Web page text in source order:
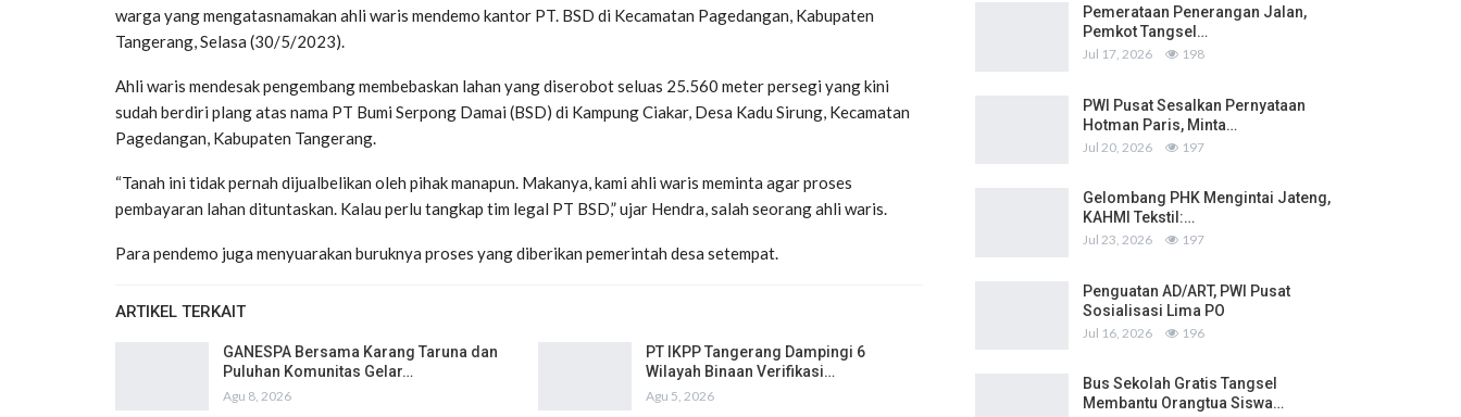
warga yang mengatasnamakan ahli waris mendemo kantor PT. BSD di Kecamatan Pagedangan, Kabupaten
Tangerang, Selasa (30/5/2023).
Ahli waris mendesak pengembang membebaskan lahan yang diserobot seluas 25.560 meter persegi yang kini
sudah berdiri plang atas nama PT Bumi Serpong Damai (BSD) di Kampung Ciakar, Desa Kadu Sirung, Kecamatan
Pagedangan, Kabupaten Tangerang.
“Tanah ini tidak pernah dijualbelikan oleh pihak manapun. Makanya, kami ahli waris meminta agar proses
pembayaran lahan dituntaskan. Kalau perlu tangkap tim legal PT BSD,” ujar Hendra, salah seorang ahli waris.
Para pendemo juga menyuarakan buruknya proses yang diberikan pemerintah desa setempat.
ARTIKEL TERKAIT
GANESPA Bersama Karang Taruna dan
Puluhan Komunitas Gelar…
Agu 8, 2026
PT IKPP Tangerang Dampingi 6
Wilayah Binaan Verifikasi…
Agu 5, 2026
Pemerataan Penerangan Jalan,
Pemkot Tangsel…
Jul 17, 2026 198
PWI Pusat Sesalkan Pernyataan
Hotman Paris, Minta…
Jul 20, 2026 197
Gelombang PHK Mengintai Jateng,
KAHMI Tekstil:…
Jul 23, 2026 197
Penguatan AD/ART, PWI Pusat
Sosialisasi Lima PO
Jul 16, 2026 196
Bus Sekolah Gratis Tangsel
Membantu Orangtua Siswa…